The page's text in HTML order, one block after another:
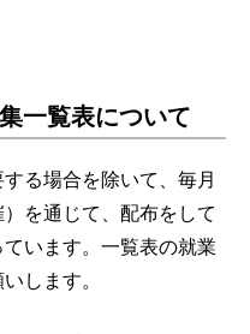
一覧表について
る場合を除いて、毎月
を通じて、配布をして
います。一覧表の就業
します。